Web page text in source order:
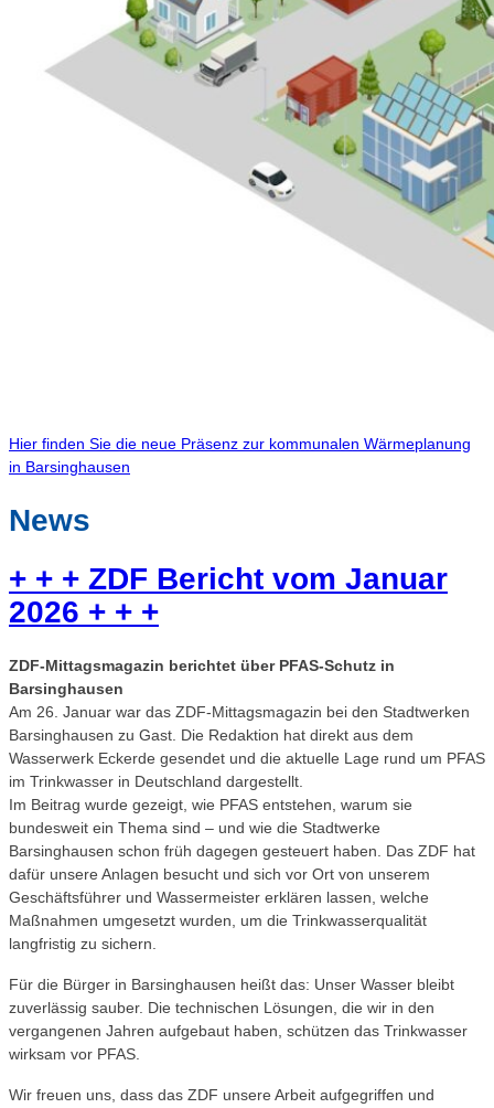
Hier finden Sie die neue Präsenz zur kommunalen Wärmeplanung
in Barsinghausen
News
+ + + ZDF Bericht vom Januar
2026 + + +
ZDF-Mittagsmagazin berichtet über PFAS-Schutz in
Barsinghausen
Am 26. Januar war das ZDF‑Mittagsmagazin bei den Stadtwerken
Barsinghausen zu Gast. Die Redaktion hat direkt aus dem
Wasserwerk Eckerde gesendet und die aktuelle Lage rund um PFAS
im Trinkwasser in Deutschland dargestellt.
Im Beitrag wurde gezeigt, wie PFAS entstehen, warum sie
bundesweit ein Thema sind – und wie die Stadtwerke
Barsinghausen schon früh dagegen gesteuert haben. Das ZDF hat
dafür unsere Anlagen besucht und sich vor Ort von unserem
Geschäftsführer und Wassermeister erklären lassen, welche
Maßnahmen umgesetzt wurden, um die Trinkwasserqualität
langfristig zu sichern.
Für die Bürger in Barsinghausen heißt das: Unser Wasser bleibt
zuverlässig sauber. Die technischen Lösungen, die wir in den
vergangenen Jahren aufgebaut haben, schützen das Trinkwasser
wirksam vor PFAS.
Wir freuen uns, dass das ZDF unsere Arbeit aufgegriffen und